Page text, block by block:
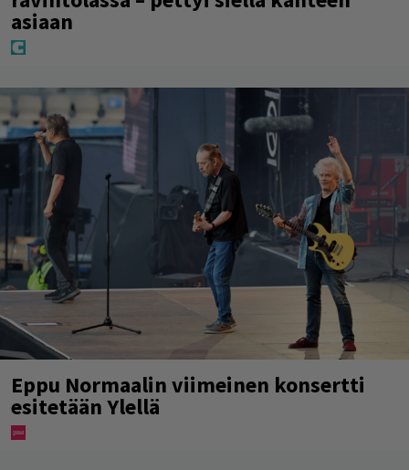
asiaan
Eppu Normaalin viimeinen konsertti
esitetään Ylellä